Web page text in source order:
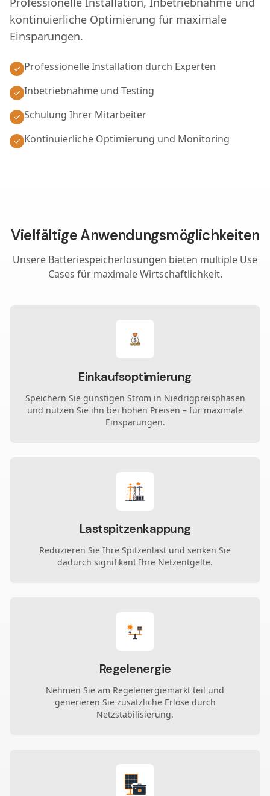
ZIELGRUPPEN
OEMs & Hersteller
Projektentwickler & Installateure
kontinuierliche Optimierung für maximale
Einsparungen.
✓ Professionelle Installation durch Experten
✓ Inbetriebnahme und Testing
✓ Schulung Ihrer Mitarbeiter
✓ Kontinuierliche Optimierung und Monitoring
Vielfältige Anwendungsmöglichkeiten
Unsere Batteriespeicherlösungen bieten multiple Use
Cases für maximale Wirtschaftlichkeit.
Einkaufsoptimierung
Speichern Sie günstigen Strom in Niedrigpreisphasen
und nutzen Sie ihn bei hohen Preisen – für maximale
Einsparungen.
Lastspitzenkappung
Reduzieren Sie Ihre Spitzenlast und senken Sie
dadurch signifikant Ihre Netzentgelte.
Regelenergie
Nehmen Sie am Regelenergiemarkt teil und
generieren Sie zusätzliche Erlöse durch
Netzstabilisierung.